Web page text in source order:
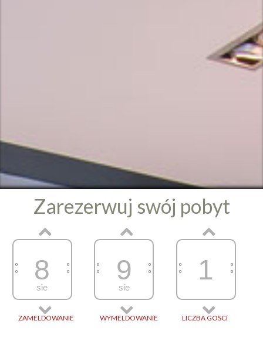
Zarezerwuj swój pobyt
8
sie
ZAMELDOWANIE
9
sie
WYMELDOWANIE
1
LICZBA GOSCI